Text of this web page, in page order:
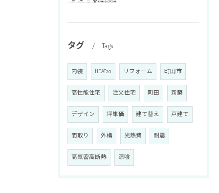
タグ Tags
内装 HEAT20 リフォーム 町田市
高性能住宅 注文住宅 町田 新築
デザイン 坪単価 建て替え 戸建て
間取り 外構 光熱費 耐震
高気密高断熱 漆喰